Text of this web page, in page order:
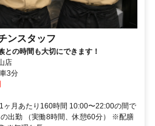
ンスタッフ
の時間も大切にできます！
店
3分
ヶ月あたり160時間 10:00〜22:00の間で
出勤 （実働8時間、休憩60分） ※配膳